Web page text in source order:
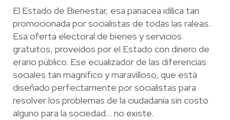
El Estado de Bienestar, esa panacea idílica tan
promocionada por socialistas de todas las raleas.
Esa oferta electoral de bienes y servicios
gratuitos, proveídos por el Estado con dinero de
erario público. Ese ecualizador de las diferencias
sociales tan magnífico y maravilloso, que está
diseñado perfectamente por socialistas para
resolver los problemas de la ciudadanía sin costo
alguno para la sociedad… no existe.